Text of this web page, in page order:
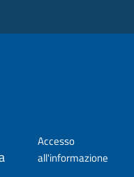
Accesso
all'informazione